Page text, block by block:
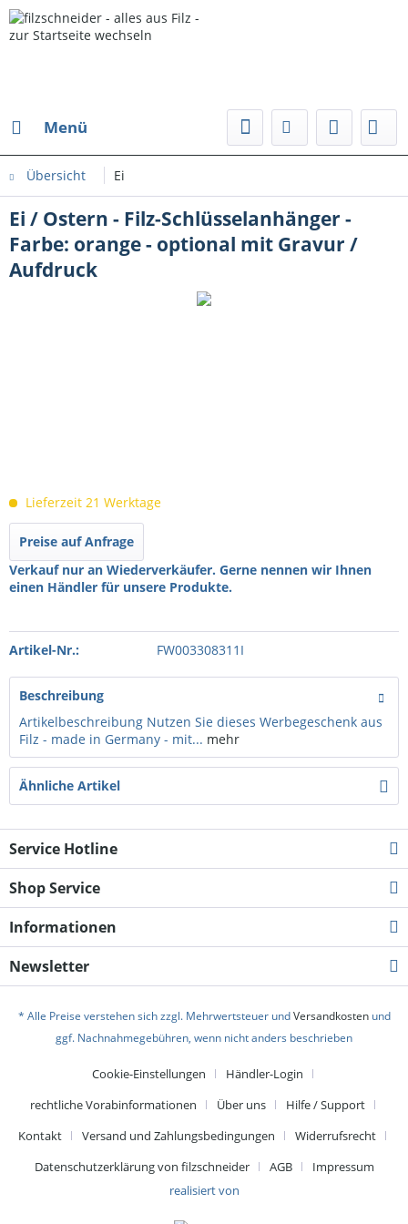
Menü
Übersicht Ei
Ei / Ostern - Filz-Schlüsselanhänger -
Farbe: orange - optional mit Gravur /
Aufdruck
Lieferzeit 21 Werktage
Preise auf Anfrage
Verkauf nur an Wiederverkäufer. Gerne nennen wir Ihnen
einen Händler für unsere Produkte.
Artikel-Nr.: FW003308311I
Beschreibung
Artikelbeschreibung Nutzen Sie dieses Werbegeschenk aus
Filz - made in Germany - mit... mehr
Ähnliche Artikel
Service Hotline
Shop Service
Informationen
Newsletter
* Alle Preise verstehen sich zzgl. Mehrwertsteuer undVersandkostenund
ggf. Nachnahmegebühren, wenn nicht anders beschrieben
Cookie-Einstellungen
Händler-Login
rechtliche Vorabinformationen
Über uns
Hilfe / Support
Kontakt
Versand und Zahlungsbedingungen
Widerrufsrecht
Datenschutzerklärung von filzschneider
AGB
Impressum
realisiert von